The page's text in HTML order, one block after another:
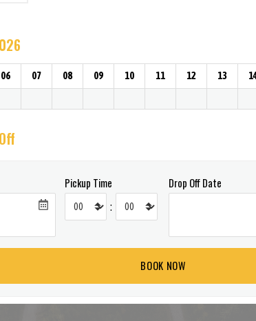
06 07 08 09 10 11 12 13
Pickup Time
:
Drop Off Date